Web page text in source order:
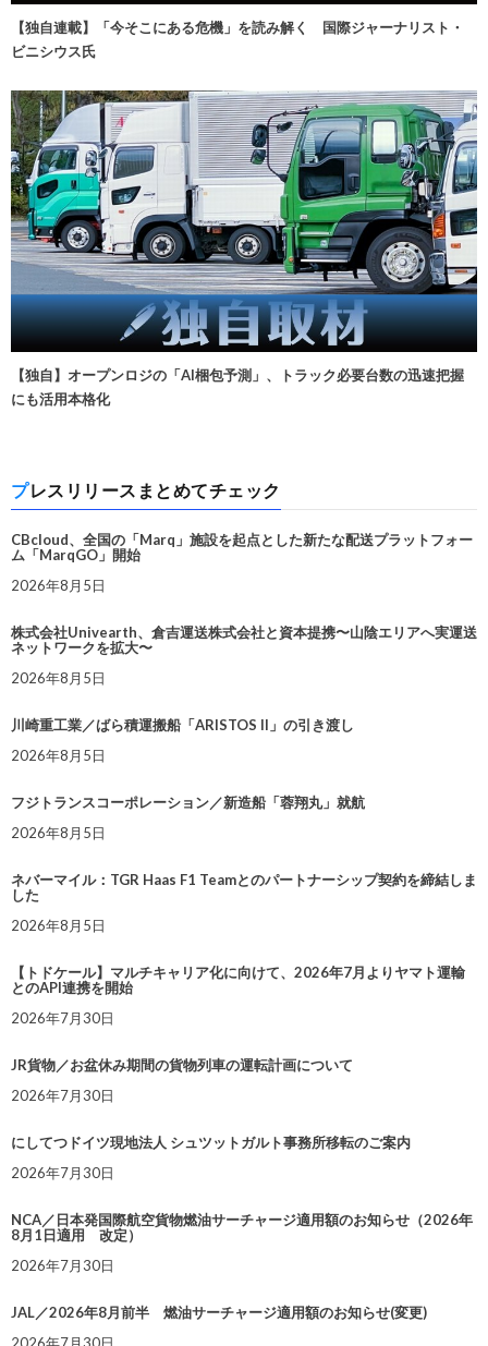
【独自連載】「今そこにある危機」を読み解く 国際ジャーナリスト・
ビニシウス氏
【独自】オープンロジの「AI梱包予測」、トラック必要台数の迅速把握
にも活用本格化
プレスリリースまとめてチェック
CBcloud、全国の「Marq」施設を起点とした新たな配送プラットフォー
ム「MarqGO」開始
2026年8月5日
株式会社Univearth、倉吉運送株式会社と資本提携〜山陰エリアへ実運送
ネットワークを拡大〜
2026年8月5日
川崎重工業／ばら積運搬船「ARISTOS II」の引き渡し
2026年8月5日
フジトランスコーポレーション／新造船「蓉翔丸」就航
2026年8月5日
ネバーマイル：TGR Haas F1 Teamとのパートナーシップ契約を締結しま
した
2026年8月5日
【トドケール】マルチキャリア化に向けて、2026年7月よりヤマト運輸
とのAPI連携を開始
2026年7月30日
JR貨物／お盆休み期間の貨物列車の運転計画について
2026年7月30日
にしてつドイツ現地法人 シュツットガルト事務所移転のご案内
2026年7月30日
NCA／日本発国際航空貨物燃油サーチャージ適用額のお知らせ（2026年
8月1日適用 改定）
2026年7月30日
JAL／2026年8月前半 燃油サーチャージ適用額のお知らせ(変更)